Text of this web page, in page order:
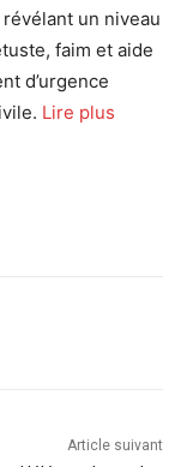
un niveau
faim et aide
d’urgence
Lire plus
Article suivant